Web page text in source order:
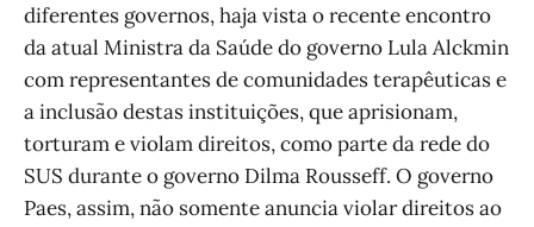
diferentes governos, haja vista o recente encontro
da atual Ministra da Saúde do governo Lula Alckmin
com representantes de comunidades terapêuticas e
a inclusão destas instituições, que aprisionam,
torturam e violam direitos, como parte da rede do
SUS durante o governo Dilma Rousseff. O governo
Paes, assim, não somente anuncia violar direitos ao